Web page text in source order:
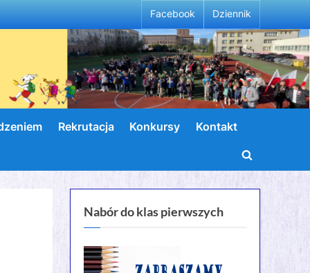
Facebook Dziennik
Rekrutacja Konkursy Kontakt
Toggle
search
Nabór do klas pierwszych